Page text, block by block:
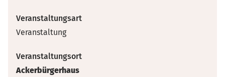
Veranstaltungsart
Veranstaltung
Veranstaltungsort
Ackerbürgerhaus